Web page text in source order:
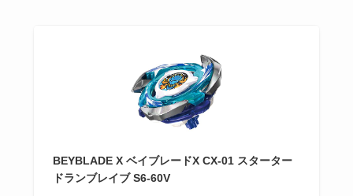
BEYBLADE X ベイブレードX CX-01 スターター
ドランブレイブ S6-60V